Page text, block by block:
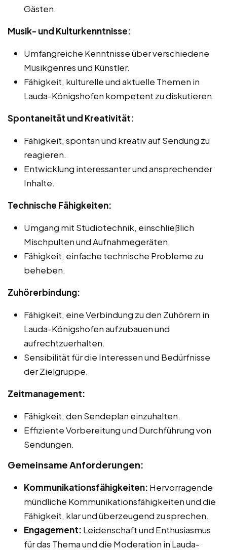
Gästen.
Musik- und Kulturkenntnisse:
Umfangreiche Kenntnisse über verschiedene
Musikgenres und Künstler.
Fähigkeit, kulturelle und aktuelle Themen in
Lauda-Königshofen kompetent zu diskutieren.
Spontaneität und Kreativität:
Fähigkeit, spontan und kreativ auf Sendung zu
reagieren.
Entwicklung interessanter und ansprechender
Inhalte.
Technische Fähigkeiten:
Umgang mit Studiotechnik, einschließlich
Mischpulten und Aufnahmegeräten.
Fähigkeit, einfache technische Probleme zu
beheben.
Zuhörerbindung:
Fähigkeit, eine Verbindung zu den Zuhörern in
Lauda-Königshofen aufzubauen und
aufrechtzuerhalten.
Sensibilität für die Interessen und Bedürfnisse
der Zielgruppe.
Zeitmanagement:
Fähigkeit, den Sendeplan einzuhalten.
Effiziente Vorbereitung und Durchführung von
Sendungen.
Gemeinsame Anforderungen:
Kommunikationsfähigkeiten: Hervorragende
mündliche Kommunikationsfähigkeiten und die
Fähigkeit, klar und überzeugend zu sprechen.
Engagement: Leidenschaft und Enthusiasmus
für das Thema und die Moderation in Lauda-